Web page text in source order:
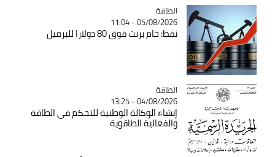
Catégorie
الطاقة
05/08/2026 - 11:04
نفط: خام برنت فوق 80 دولارا للبرميل
Catégorie
الطاقة
04/08/2026 - 13:25
إنشاء الوكالة الوطنية للتحكم في الطاقة
والفعالية الطاقوية